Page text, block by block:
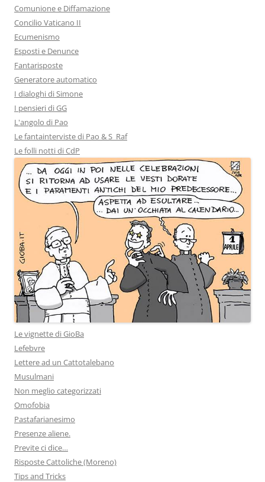
Comunione e Diffamazione
Concilio Vaticano II
Ecumenismo
Esposti e Denunce
Fantarisposte
Generatore automatico
I dialoghi di Simone
I pensieri di GG
L'angolo di Pao
Le fantainterviste di Pao & S_Raf
Le folli notti di CdP
Le vignette di GioBa
Lefebvre
Lettere ad un Cattotalebano
Musulmani
Non meglio categorizzati
Omofobia
Pastafarianesimo
Presenze aliene.
Previte ci dice…
Risposte Cattoliche (Moreno)
Tips and Tricks